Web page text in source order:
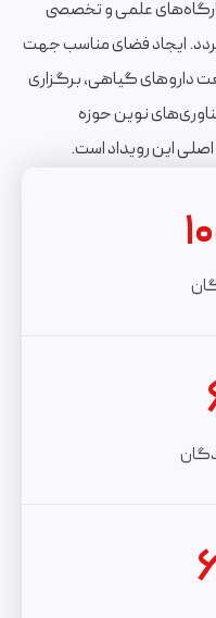
علمی و تخصصی
ایجاد فضای مناسب جهت
داروهای گیاهی، برگزاری
نوین حوزه
این رویداد است.